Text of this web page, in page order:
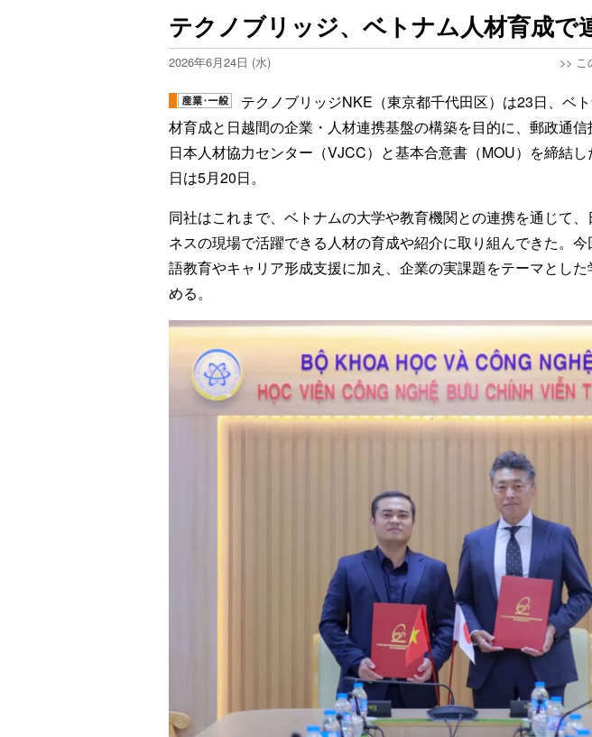
テクノブリッジ、ベトナム人材育成で
2026年6月24日 (水) >> こ
テクノブリッジNKE（東京都千代田区）は23日、ベ
材育成と日越間の企業・人材連携基盤の構築を目的に、郵政通
日本人材協力センター（VJCC）と基本合意書（MOU）を締結
日は5月20日。
同社はこれまで、ベトナムの大学や教育機関との連携を通じて
ネスの現場で活躍できる人材の育成や紹介に取り組んできた。
語教育やキャリア形成支援に加え、企業の実課題をテーマとし
める。